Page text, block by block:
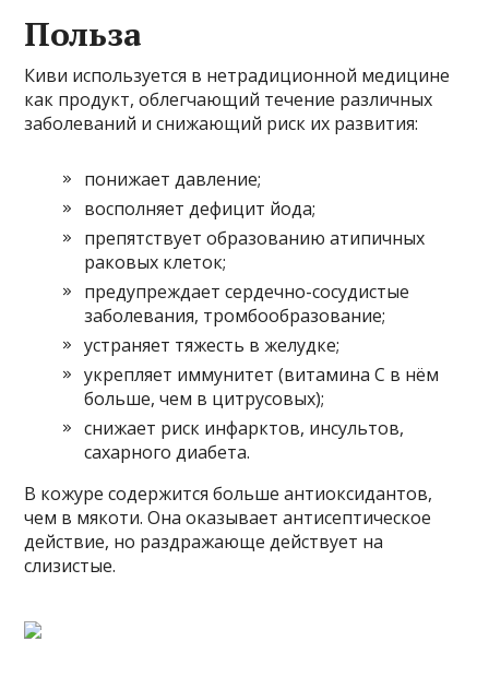
Польза
Киви используется в нетрадиционной медицине
как продукт, облегчающий течение различных
заболеваний и снижающий риск их развития:
понижает давление;
восполняет дефицит йода;
препятствует образованию атипичных
раковых клеток;
предупреждает сердечно-сосудистые
заболевания, тромбообразование;
устраняет тяжесть в желудке;
укрепляет иммунитет (витамина С в нём
больше, чем в цитрусовых);
снижает риск инфарктов, инсультов,
сахарного диабета.
В кожуре содержится больше антиоксидантов,
чем в мякоти. Она оказывает антисептическое
действие, но раздражающе действует на
слизистые.